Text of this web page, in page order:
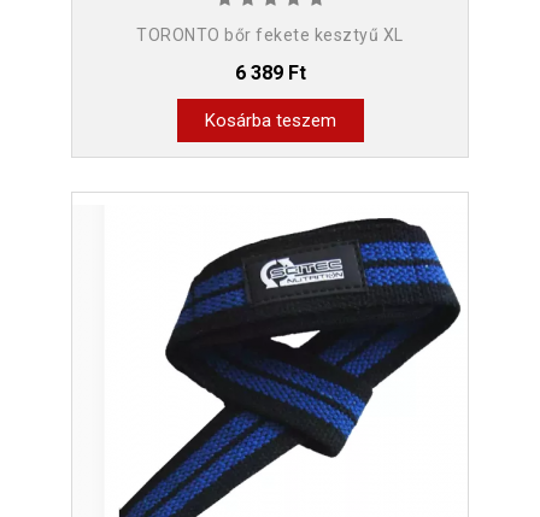
TORONTO bőr fekete kesztyű XL
6 389 Ft
Kosárba teszem